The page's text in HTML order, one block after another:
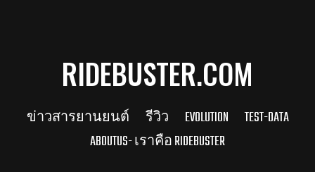
RIDEBUSTER.COM
ข่าวสารยานยนต์ รีวิว EVOLUTION
TEST-DATA
ABOUTUS- เราคือ RIDEBUSTER